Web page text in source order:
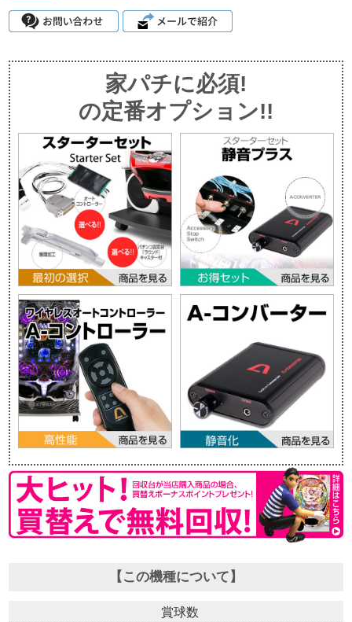
家パチに必須!
の定番オプション!!
【この機種について】
賞球数